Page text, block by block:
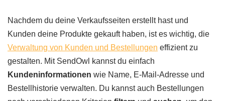
Nachdem du deine Verkaufsseiten erstellt hast und
Kunden deine Produkte gekauft haben, ist es wichtig, die
Verwaltung von Kunden und Bestellungen effizient zu
gestalten. Mit SendOwl kannst du einfach
Kundeninformationen wie Name, E-Mail-Adresse und
Bestellhistorie verwalten. Du kannst auch Bestellungen